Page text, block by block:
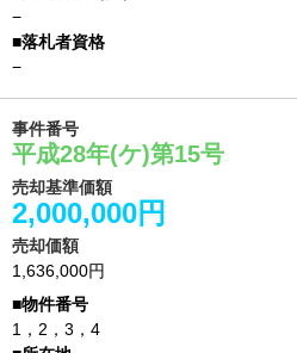
−
−
事件番号
平成28年(ケ)第15号
売却基準価額
2,000,000円
売却価額
1,636,000円
1，2，3，4